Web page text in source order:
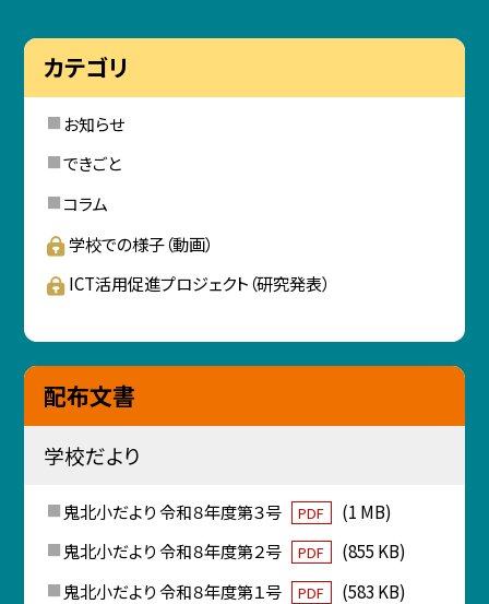
カテゴリ
お知らせ
できごと
コラム
学校での様子（動画）
ICT活用促進プロジェクト（研究発表）
配布文書
学校だより
鬼北小だより 令和８年度第３号 PDF
(1 MB)
鬼北小だより 令和８年度第２号
PDF
(855 KB)
鬼北小だより 令和８年度第１号
PDF (583 KB)